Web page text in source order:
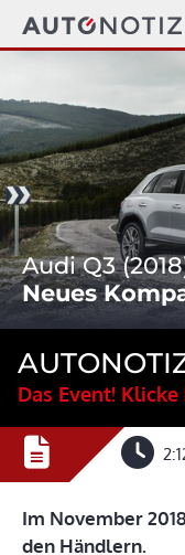
Audi Q3
Neues
Das Event!
Im November
den Händlern.